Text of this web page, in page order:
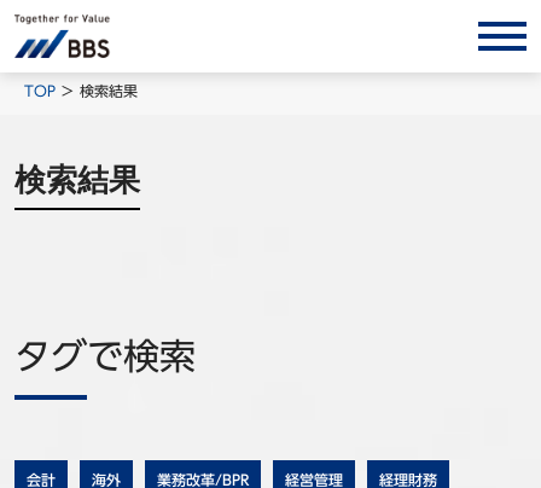
サービス/ソリューション
BBS Group News
TOP 検索結果
検索結果
タグで検索
会計 海外 業務改革/BPR 経営管理 経理財務